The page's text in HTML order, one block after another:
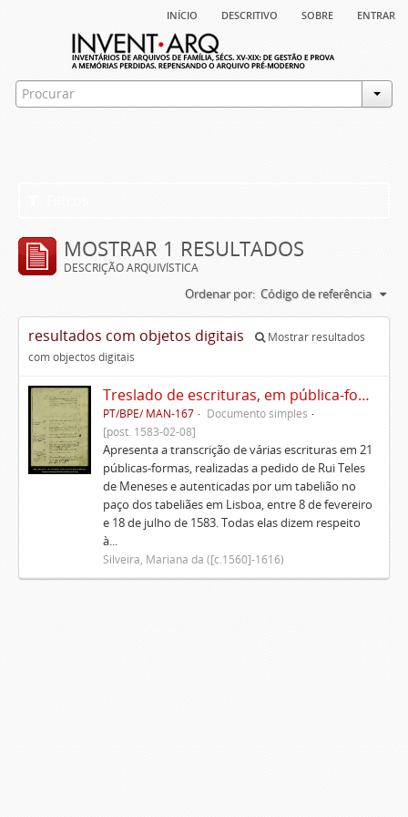
início descritivo sobre entrar
MOSTRAR 1 RESULTADOS
DESCRIÇÃO ARQUIVÍSTICA
Ordenar por: Código de referência
resultados com objetos digitais
Mostrar resultados
com objectos digitais
Treslado de escrituras, em pública-forma, de Rui Teles de Meneses
PT/BPE/ MAN-167
Documento simples
[post. 1583-02-08]
Apresenta a transcrição de várias escrituras em 21
públicas-formas, realizadas a pedido de Rui Teles
de Meneses e autenticadas por um tabelião no
paço dos tabeliães em Lisboa, entre 8 de fevereiro
e 18 de julho de 1583. Todas elas dizem respeito
à...
Silveira, Mariana da ([c.1560]-1616)